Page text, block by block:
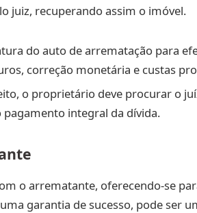
juiz, recuperando assim o imóvel.
do auto de arrematação para
correção monetária e custas
o proprietário deve procurar o
pagamento integral da dívida.
o arrematante, oferecendo-se
garantia de sucesso, pode ser